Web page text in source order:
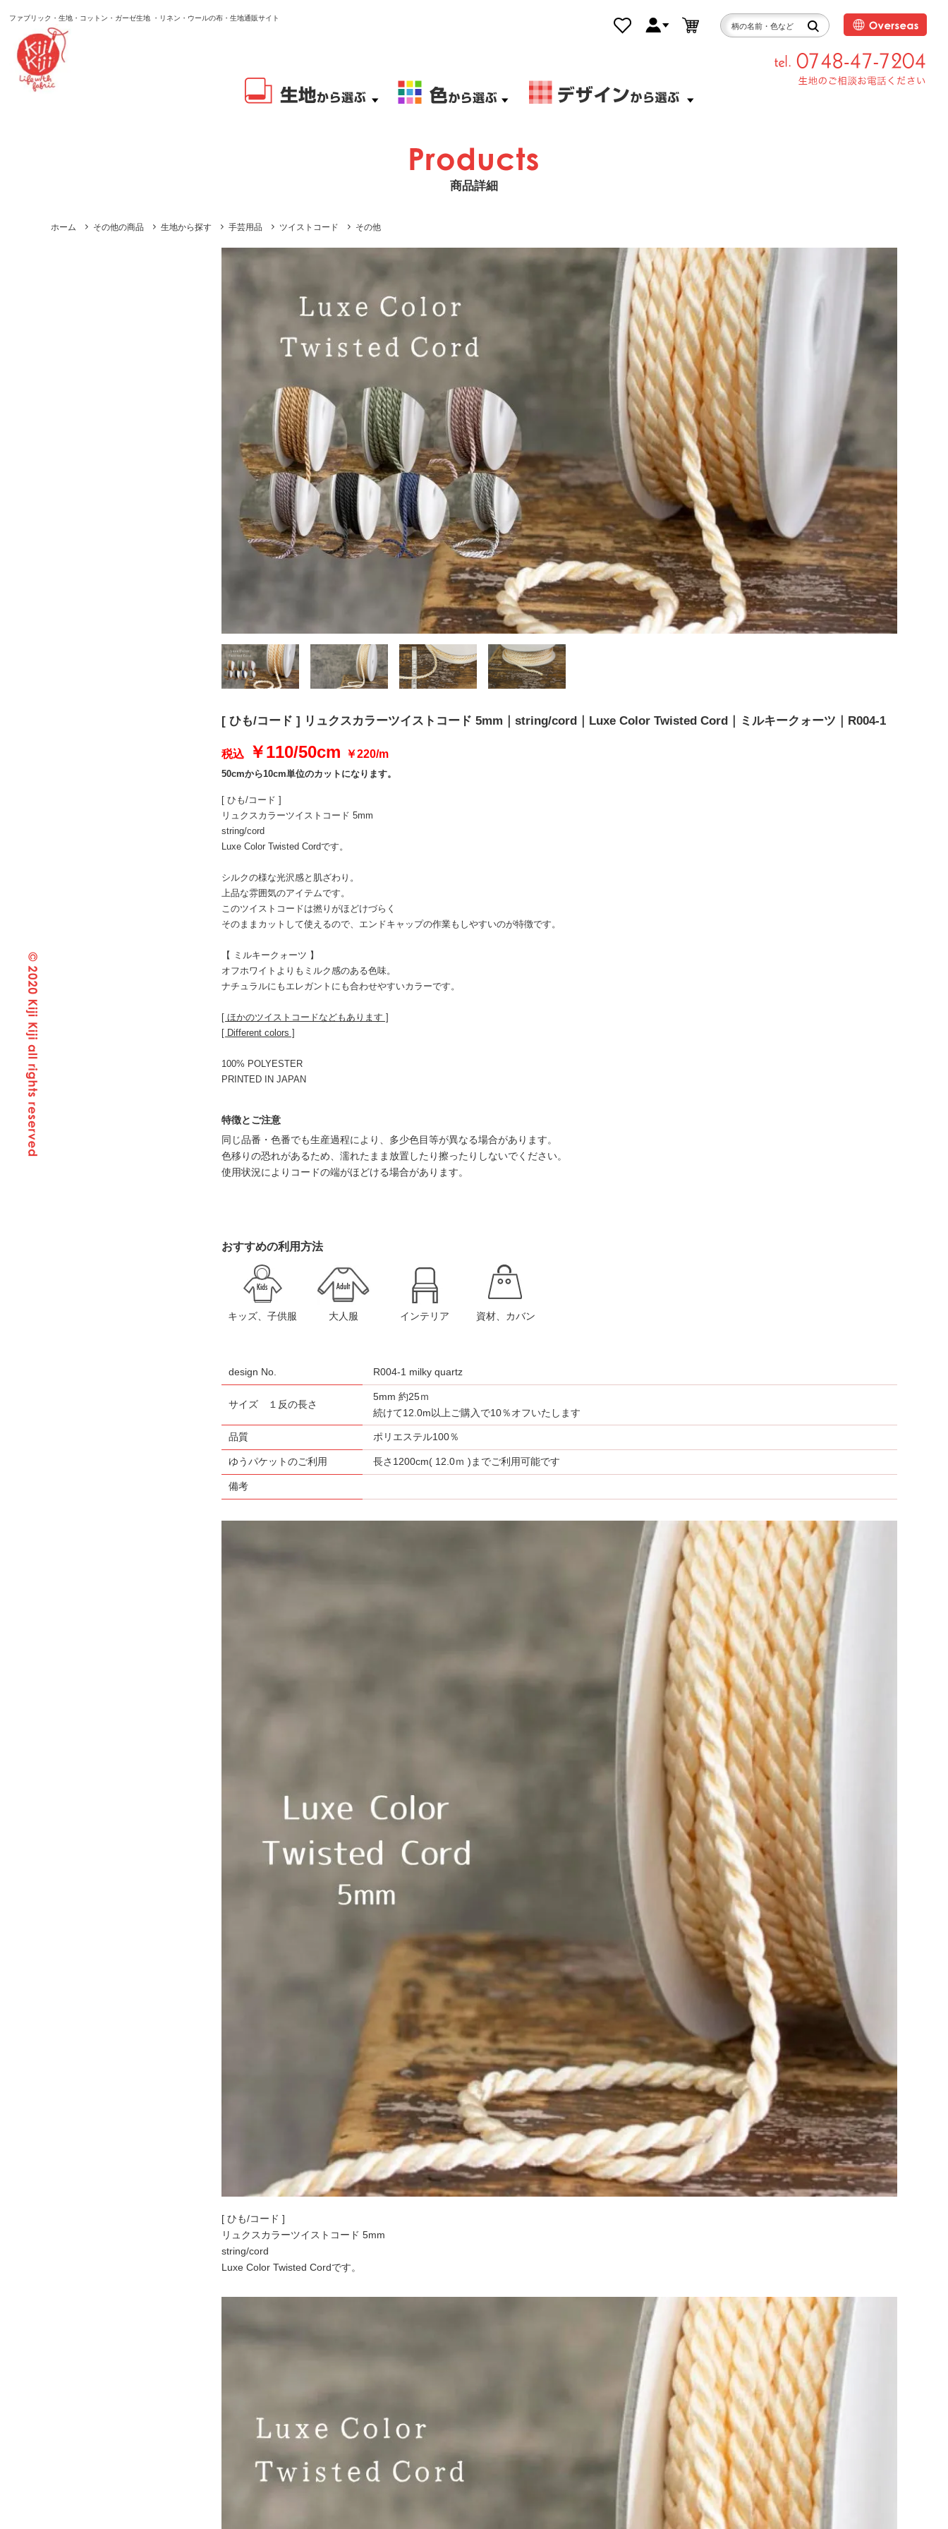
ファブリック・生地・コットン・ガーゼ生地 ・リネン・ウールの布・生地通販サイト
商品詳細
ホーム その他の商品 生地から探す 手芸用品 ツイストコード その他
[ ひも/コード ] リュクスカラーツイストコード 5mm｜string/cord｜Luxe Color Twisted Cord｜ミルキークォーツ｜R004-1
税込 ￥110/50cm ￥220/m
50cmから10cm単位のカットになります。
[ ひも/コード ]
リュクスカラーツイストコード 5mm
string/cord
Luxe Color Twisted Cordです。
シルクの様な光沢感と肌ざわり。
上品な雰囲気のアイテムです。
このツイストコードは撚りがほどけづらく
そのままカットして使えるので、エンドキャップの作業もしやすいのが特徴です。
【 ミルキークォーツ 】
オフホワイトよりもミルク感のある色味。
ナチュラルにもエレガントにも合わせやすいカラーです。
[ ほかのツイストコードなどもあります ]
[ Different colors ]
100% POLYESTER
PRINTED IN JAPAN
特徴とご注意
同じ品番・色番でも生産過程により、多少色目等が異なる場合があります。
色移りの恐れがあるため、濡れたまま放置したり擦ったりしないでください。
使用状況によりコードの端がほどける場合があります。
おすすめの利用方法
キッズ、子供服 大人服 インテリア 資材、カバン
design No. R004-1 milky quartz
サイズ １反の長さ
5mm 約25ｍ
続けて12.0m以上ご購入で10％オフいたします
品質 ポリエステル100％
ゆうパケットのご利用 長さ1200cm( 12.0ｍ )までご利用可能です
備考
[ ひも/コード ]
リュクスカラーツイストコード 5mm
string/cord
Luxe Color Twisted Cordです。